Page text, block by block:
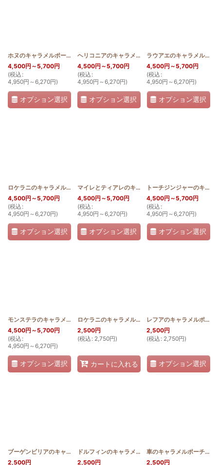
ホヌのキャラメルポーチ薄型おっきめ [2WAY_PB_HONU]
4,500円 ～5,700円
(税込 :
4,950円 ～6,270円)
オプション選択
ヘリコニアのキャラメルポーチ薄型おっきめ [
4,500円 ～5,700円
(税込 :
4,950円 ～6,270円)
オプション選択
ラウアエのキャラメルポーチ薄型おっきめ
4,500円 ～5,700円
(税込 :
4,950円 ～6,270円)
オプション選択
ロケラニのキャラメルポーチ薄型おっきめ [2WAY_PB_LO]
4,500円 ～5,700円
(税込 :
4,950円 ～6,270円)
オプション選択
マイレとティアレのキャラメルポーチ薄型おっきめ
4,500円 ～5,700円
(税込 :
4,950円 ～6,270円)
オプション選択
トーチジンジャーのキャラメルポーチ薄型おっきめ
4,500円 ～5,700円
(税込 :
4,950円 ～6,270円)
オプション選択
モンステラのキャラメルポーチ薄型おっきめ [2WAY_PB_MON]
4,500円 ～5,700円
(税込 :
4,950円 ～6,270円)
オプション選択
ロケラニのキャラメルポーチ 薄型 [HQKP_USU_LO
2,500円
(税込 : 2,750円)
カートに入れる
レフアのキャラメルポーチ 薄型
2,500円
(税込 : 2,750円)
オプション選択
ブーゲンビリアのキャラメルポーチ 薄型 [HQKP_USU_BU]
2,500円
ドルフィンのキャラメルポーチ 薄型 [
2,500円
車のキャラメルポーチ 薄型
2,500円